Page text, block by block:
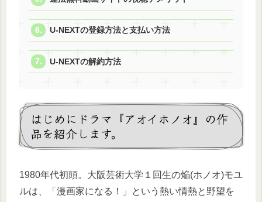
U-NEXTの登録方法と支払い方法
U-NEXTの解約方法
はじめにドラマ『アオイホノオ』の作
品を紹介します。
1980年代初頭。大阪芸術大学１回生の焔(ホノオ)モユ
ルは、「漫画家になる！」という熱い情熱と野望を